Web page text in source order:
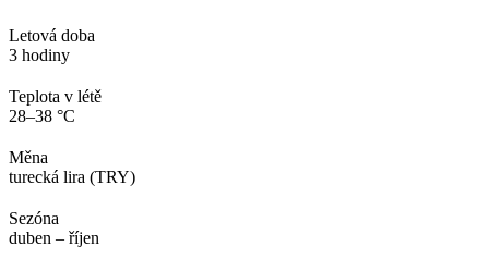
Letová doba
3 hodiny
Teplota v létě
28–38 °C
Měna
turecká lira (TRY)
Sezóna
duben – říjen